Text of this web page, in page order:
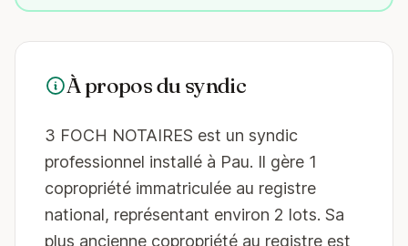
À propos du syndic
3 FOCH NOTAIRES est un syndic
professionnel installé à Pau. Il gère 1
copropriété immatriculée au registre
national, représentant environ 2 lots. Sa
plus ancienne copropriété au registre est